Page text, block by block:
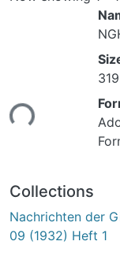
Collections
Nachrichten der
09 (1932) Heft 1